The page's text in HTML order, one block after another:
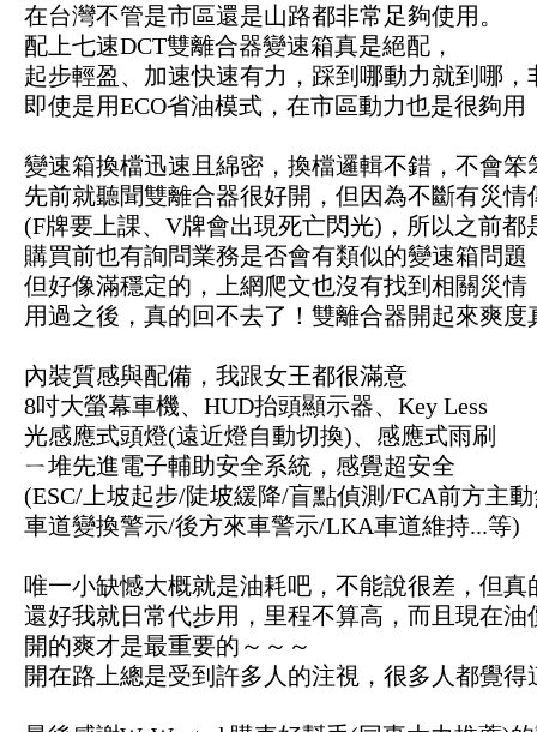
在台灣不管是市區還是山路都非常足夠使用。
配上七速DCT雙離合器變速箱真是絕配，
起步輕盈、加速快速有力，踩到哪動力就到哪，
即使是用ECO省油模式，在市區動力也是很夠
變速箱換檔迅速且綿密，換檔邏輯不錯，不會笨
先前就聽聞雙離合器很好開，但因為不斷有災情
(F牌要上課、V牌會出現死亡閃光)， 所以之前都
購買前也有詢問業務是否會有類似的變速箱問題
但好像滿穩定的，上網爬文也沒有找到相關災情
用過之後，真的回不去了！雙離合器開起來爽度
內裝質感與配備，我跟女王都很滿意
8吋大螢幕車機、HUD抬頭顯示器、Key Less
光感應式頭燈(遠近燈自動切換)、感應式雨刷
ㄧ堆先進電子輔助安全系統，感覺超安全
(ESC/上坡起步/陡坡緩降/盲點偵測/FCA前方主
車道變換警示/後方來車警示/LKA車道維持...等)
唯一小缺憾大概就是油耗吧，不能說很差，但真
還好我就日常代步用，里程不算高，而且現在油
開的爽才是最重要的～～～
開在路上總是受到許多人的注視，很多人都覺